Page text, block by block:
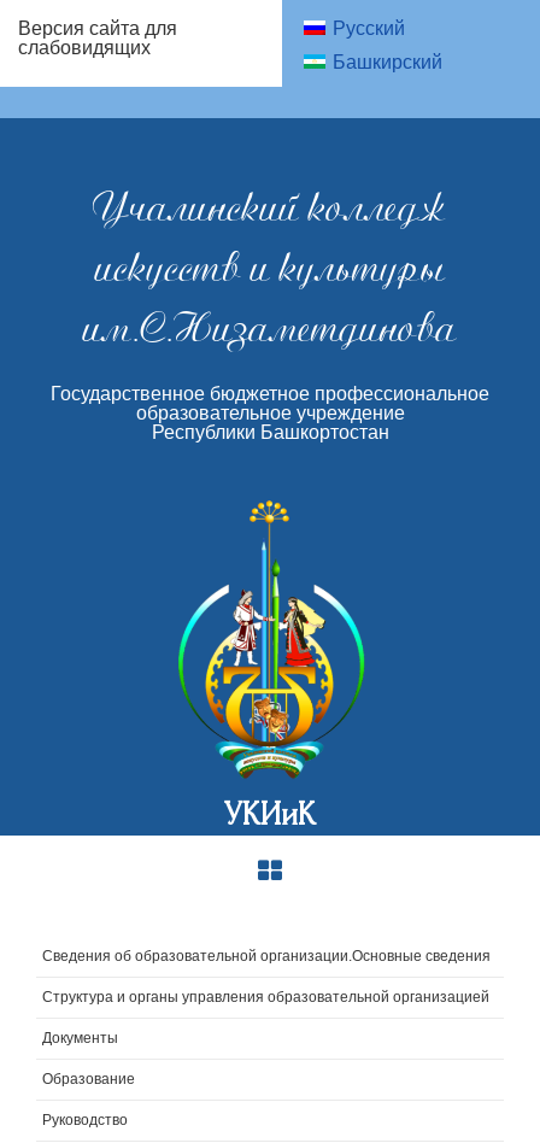
Версия сайта для
слабовидящих
Русский
Башкирский
Учалинский колледж
искусств и культуры
им.С.Низаметдинова
Государственное бюджетное профессиональное
образовательное учреждение
Республики Башкортостан
УКИиК
Сведения об образовательной организации.Основные сведения
Структура и органы управления образовательной организацией
Документы
Образование
Руководство